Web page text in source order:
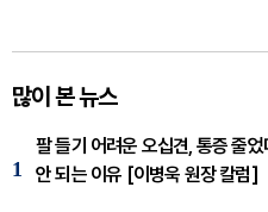
많이 본 뉴스
1
팔 들기 어려운 오십견, 통증 줄
안 되는 이유 [이병욱 원장 칼럼]